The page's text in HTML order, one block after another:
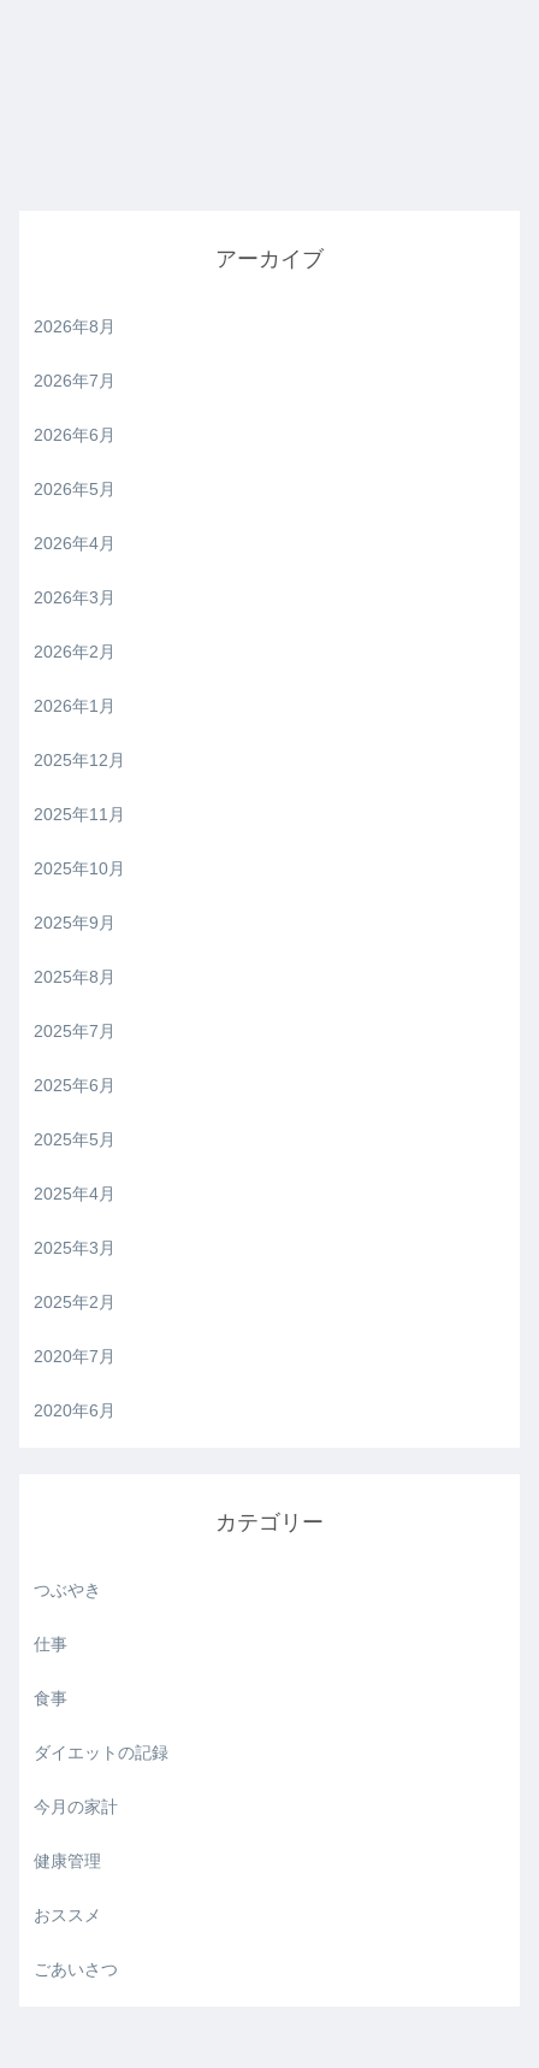
アーカイブ
2026年8月
2026年7月
2026年6月
2026年5月
2026年4月
2026年3月
2026年2月
2026年1月
2025年12月
2025年11月
2025年10月
2025年9月
2025年8月
2025年7月
2025年6月
2025年5月
2025年4月
2025年3月
2025年2月
2020年7月
2020年6月
カテゴリー
つぶやき
仕事
食事
ダイエットの記録
今月の家計
健康管理
おススメ
ごあいさつ